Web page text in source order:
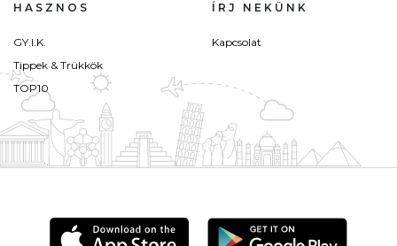
HASZNOS
GY.I.K.
Tippek & Trükkök
TOP10
ÍRJ NEKÜNK
Kapcsolat